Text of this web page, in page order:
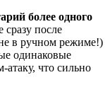
более одного
сразу после
в ручном режиме!)
одинаковые
что сильно